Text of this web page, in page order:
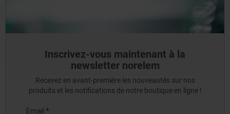
Inscrivez-vous maintenant à la
newsletter norelem
Recevez en avant-première les nouveautés sur nos
produits et les notifications de notre boutique en ligne !